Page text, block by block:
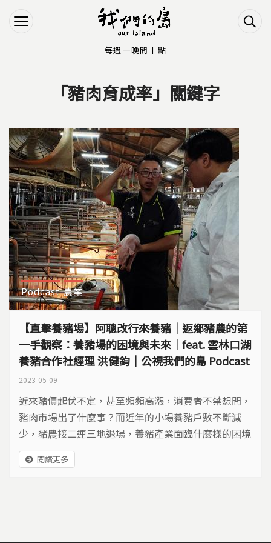
Jump to Navigation
Jump to Main content
「豬肉育成率」關鍵字
Podcast 農業
【直擊養豬場】阿聰改行來養豬｜返鄉豬農的第
一手觀察：養豬場的困境與未來｜feat. 雲林口湖
養豬合作社經理 洪健鈞｜公視我們的島 Podcast
2023-05-09
近來豬價起伏不定，甚至頻頻高漲，消費者不禁想問，
豬肉市場出了什麼事？而近年的小場養豬戶數不斷減
少，豬農接二連三地退場，養豬產業面臨什麼樣的困境
嗎？
閱讀更多
每週一晚間十點